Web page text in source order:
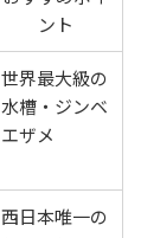
ント
世界最大級の
水槽・ジンベ
エザメ
西日本唯一の